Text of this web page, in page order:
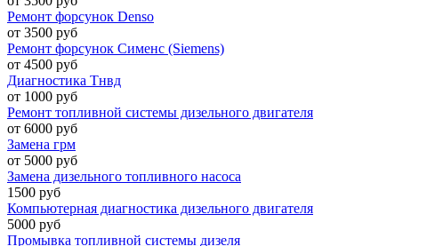
Ремонт форсунок Denso
от 3500 руб
Ремонт форсунок Сименс (Siemens)
от 4500 руб
Диагностика Тнвд
от 1000 руб
Ремонт топливной системы дизельного двигателя
от 6000 руб
Замена грм
от 5000 руб
Замена дизельного топливного насоса
1500 руб
Компьютерная диагностика дизельного двигателя
5000 руб
Промывка топливной системы дизеля